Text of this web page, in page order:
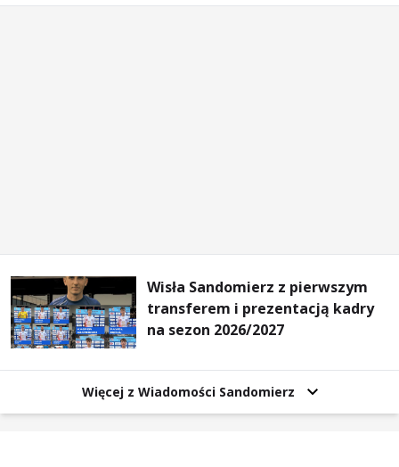
Wisła Sandomierz z pierwszym
transferem i prezentacją kadry
na sezon 2026/2027
Więcej z Wiadomości Sandomierz